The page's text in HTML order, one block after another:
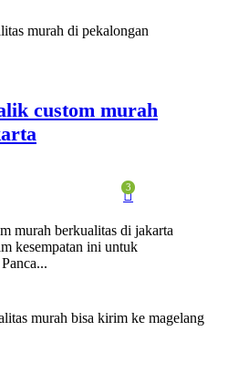
custom murah
3
murah berkualitas di jakarta
kesempatan ini untuk